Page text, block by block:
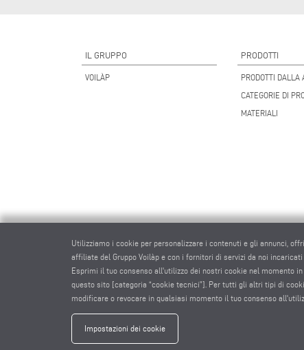
IL GRUPPO
VOILÀP
PRODOTTI
PRODOTTI DALLA
CATEGORIE DI
MATERIALI
Utilizziamo i cookie per personalizzare i contenuti e gli annunci,
affiliate del Gruppo Voilàp e con i fornitori di servizi da noi
Esprimi il tuo consenso all'utilizzo dei nostri cookie nel momento
questo sito [categoria “cookie tecnici”]. Per tutti gli altri tipi di
modificare o revocare in qualsiasi momento il tuo consenso
Impostazioni dei cookie